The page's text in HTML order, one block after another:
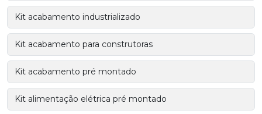
Kit acabamento industrializado
Kit acabamento para construtoras
Kit acabamento pré montado
Kit alimentação elétrica pré montado